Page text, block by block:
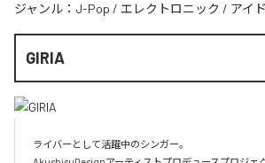
ジャンル： J-Pop / エレクトロニック / アイ
GIRIA
ライバーとして活躍中のシンガー。